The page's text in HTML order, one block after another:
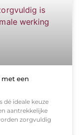
met een
dé ideale keuze
aantrekkelijke
zorgvuldig